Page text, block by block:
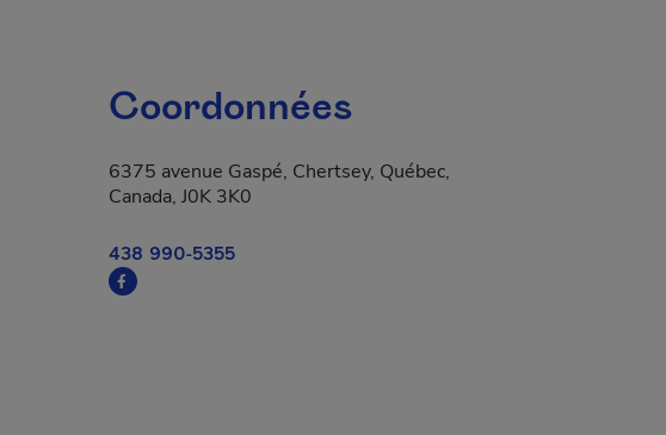
Coordonnées
6375 avenue Gaspé, Chertsey, Québec,
Canada, J0K 3K0
438 990-5355